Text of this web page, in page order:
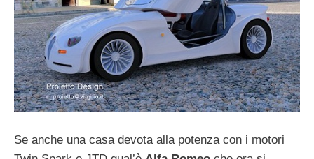
Se anche una casa devota alla potenza con i motori